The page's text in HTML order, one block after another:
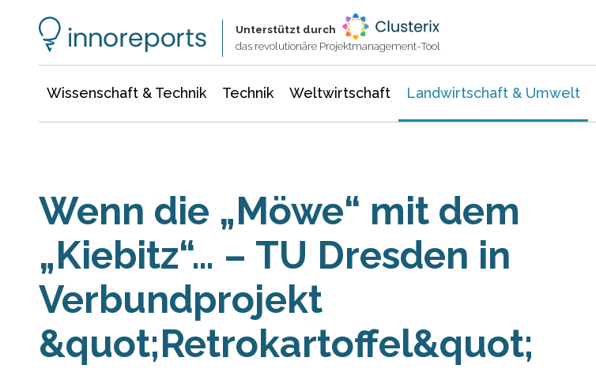
Unterstützt durch
das revolutionäre Projektmanagement-Tool
Wissenschaft & Technik Technik Weltwirtschaft Landwirtschaft & Umwelt
Wenn die „Möwe“ mit dem
„Kiebitz“… – TU Dresden in
Verbundprojekt
&quot;Retrokartoffel&quot;